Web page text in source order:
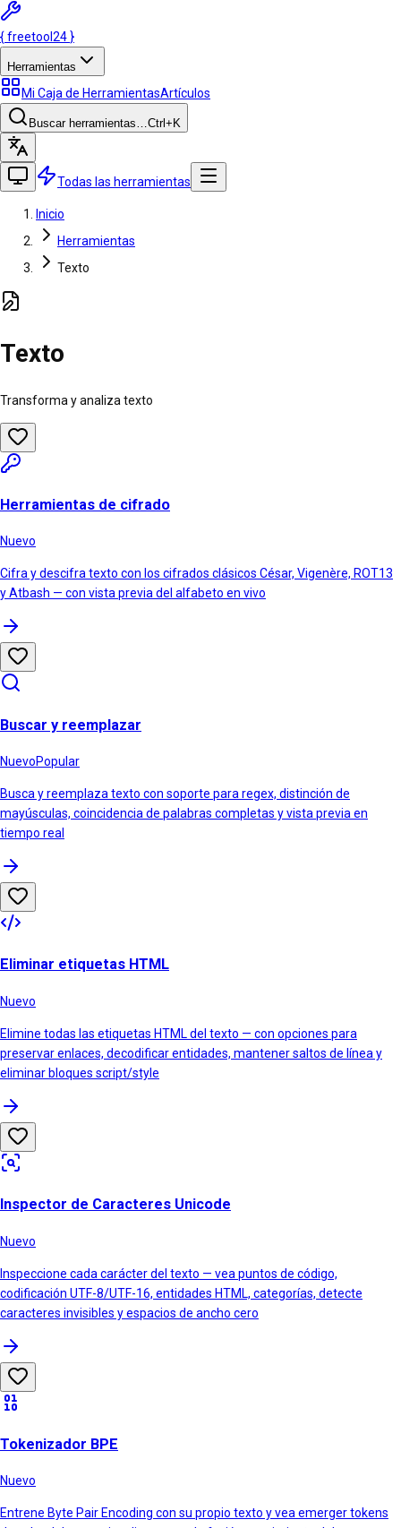
{freetool 24 }
Herramientas
Mi Caja de HerramientasArtículos
Buscar herramientas…Ctrl +K
Todas las herramientas
Inicio
Herramientas
Texto
Texto
Transforma y analiza texto
Herramientas de cifrado
Nuevo
Cifra y descifra texto con los cifrados clásicos César, Vigenère, ROT13
y Atbash — con vista previa del alfabeto en vivo
Buscar y reemplazar
NuevoPopular
Busca y reemplaza texto con soporte para regex, distinción de
mayúsculas, coincidencia de palabras completas y vista previa en
tiempo real
Eliminar etiquetas HTML
Nuevo
Elimine todas las etiquetas HTML del texto — con opciones para
preservar enlaces, decodificar entidades, mantener saltos de línea y
eliminar bloques script/style
Inspector de Caracteres Unicode
Nuevo
Inspeccione cada carácter del texto — vea puntos de código,
codificación UTF-8/UTF-16, entidades HTML, categorías, detecte
caracteres invisibles y espacios de ancho cero
Tokenizador BPE
Nuevo
Entrene Byte Pair Encoding con su propio texto y vea emerger tokens